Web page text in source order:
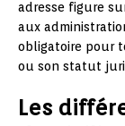
adresse figure
aux
obligatoire pour
ou son statut
Les